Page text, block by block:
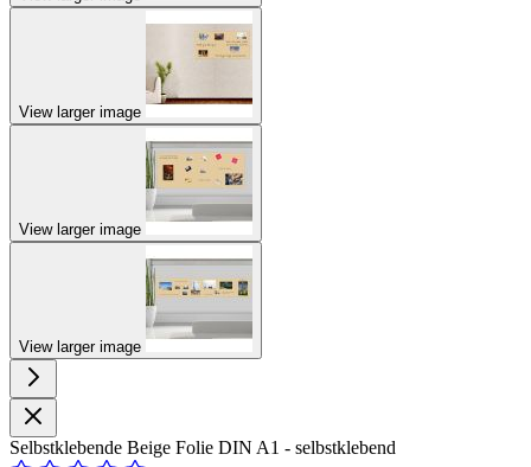
View larger image
View larger image
View larger image
Selbstklebende Beige Folie DIN A1 - selbstklebend